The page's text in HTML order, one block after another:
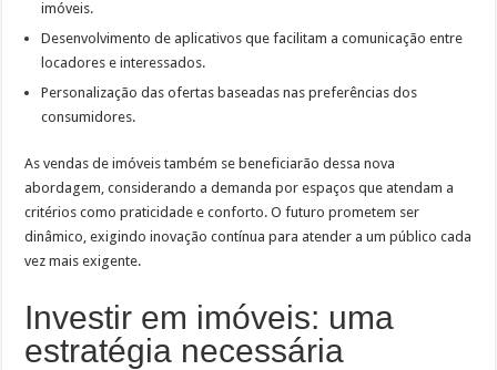
imóveis.
Desenvolvimento de aplicativos que facilitam a comunicação entre
locadores e interessados.
Personalização das ofertas baseadas nas preferências dos
consumidores.
As vendas de imóveis também se beneficiarão dessa nova
abordagem, considerando a demanda por espaços que atendam a
critérios como praticidade e conforto. O futuro prometem ser
dinâmico, exigindo inovação contínua para atender a um público cada
vez mais exigente.
Investir em imóveis: uma
estratégia necessária